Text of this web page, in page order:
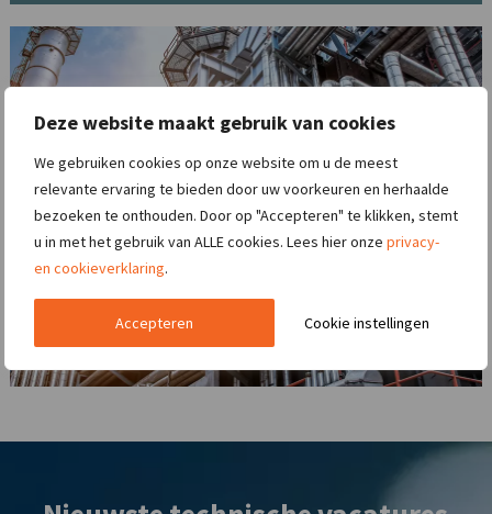
Deze website maakt gebruik van cookies
We gebruiken cookies op onze website om u de meest
relevante ervaring te bieden door uw voorkeuren en herhaalde
bezoeken te onthouden. Door op "Accepteren" te klikken, stemt
u in met het gebruik van ALLE cookies. Lees hier onze privacy-
en cookieverklaring.
Cookie instellingen
Accepteren